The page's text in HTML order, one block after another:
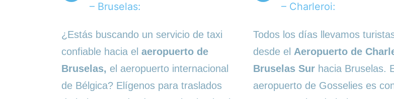
– Bruselas:
¿Estás buscando un servicio de taxi
confiable hacia el aeropuerto de
Bruselas, el aeropuerto internacional
de Bélgica? Elígenos para traslados
– Charleroi:
Todos los días llevamos
desde el Aeropuerto de
Bruselas Sur hacia Bruselas.
aeropuerto de Gosselies es